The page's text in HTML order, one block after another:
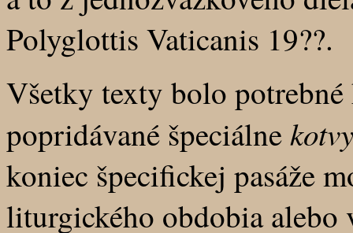
Polyglottis Vaticanis 19??.
Všetky texty bolo
popridávané špeciálnekotvy
koniec špecifickej pasáže
liturgického obdobia alebo